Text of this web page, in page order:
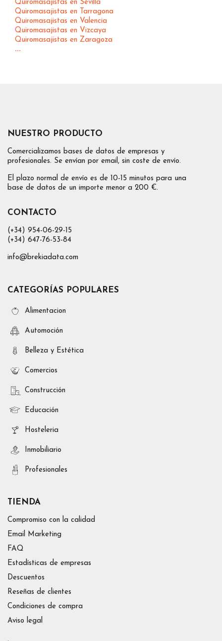
Quiromasajistas en Sevilla
Quiromasajistas en Tarragona
Quiromasajistas en Valencia
Quiromasajistas en Vizcaya
Quiromasajistas en Zaragoza
...
NUESTRO PRODUCTO
Comercializamos bases de datos de empresas y
profesionales. Se envían por email, sin coste de envío.
El plazo normal de envío es de 10-15 minutos para una
base de datos de un importe menor a 200 €.
CONTACTO
(+34) 954-06-29-15
(+34) 647-76-53-84
info@brekiadata.com
CATEGORÍAS POPULARES
Alimentacion
Automoción
Belleza y Estética
Comercios
Construcción
Educación
Hosteleria
Inmobiliario
Profesionales
TIENDA
Compromiso con la calidad
Email Marketing
FAQ
Estadísticas de empresas
Descuentos
Reseñas de clientes
Condiciones de compra
Aviso legal